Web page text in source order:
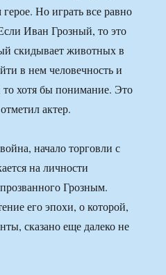
Но играть все равно
Иван Грозный, то это
скидывает животных в
в нем человечность и
то хотя бы понимание. Это
актер.
начало торговли с
на личности
Грозным.
его эпохи, о которой,
сказано еще далеко не